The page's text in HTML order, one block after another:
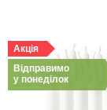
Акція
Відправимо
у понеділок